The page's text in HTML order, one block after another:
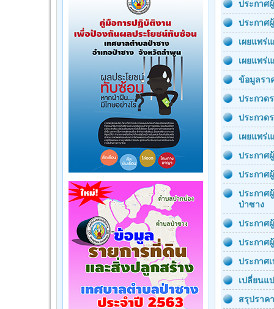
ประกาศ
ประกาศ
เผยแพร่
เผยแพร่
ข้อมูลรา
ประกวด
ประกวด
เผยแพร่
ประกาศ
ประกาศ
ประกาศ
ป่าซาง
ประกาศ
ประกาศ
ประกาศ
เปลี่ยนแ
สรุปราค